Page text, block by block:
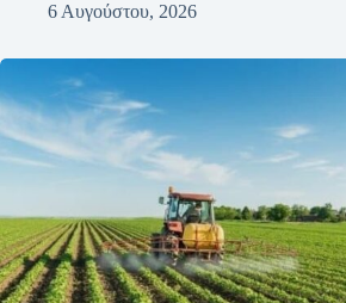
6 Αυγούστου, 2026